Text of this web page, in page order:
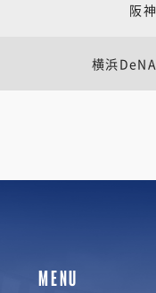
阪神
横浜DeNA
MENU